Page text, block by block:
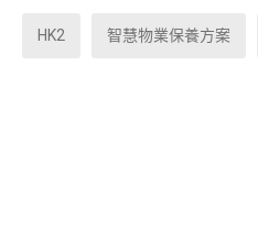
HK2 智慧物業保養方案